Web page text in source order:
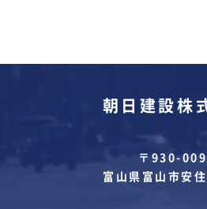
朝日建設株
〒930-
富山県富山市安